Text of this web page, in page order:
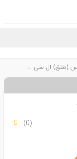
گلس (طلق) ال سی دی VERIFONE 675